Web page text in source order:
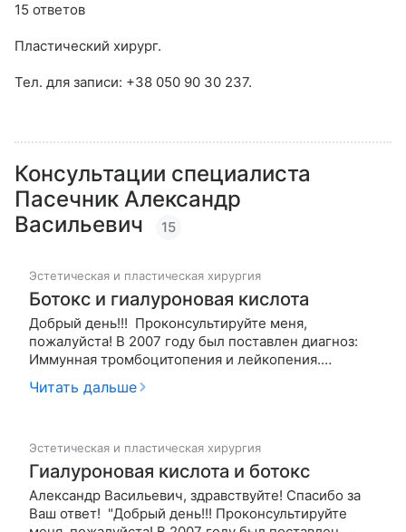
15 ответов
Пластический хирург.
Тел. для записи: +38 050 90 30 237.
Консультации специалиста
Пасечник Александр
Васильевич
15
Эстетическая и пластическая хирургия
Ботокс и гиалуроновая кислота
Добрый день!!! Проконсультируйте меня,
пожалуйста! В 2007 году был поставлен диагноз:
Иммунная тромбоцитопения и лейкопения.
Миэлограмма атипичных клеток не выявила.
Количество тромбоцитов на сегодняшний день 130.
Читать дальше
Эстетическая и пластическая хирургия
Гиалуроновая кислота и ботокс
Александр Васильевич, здравствуйте! Спасибо за
Ваш ответ! "Добрый день!!! Проконсультируйте